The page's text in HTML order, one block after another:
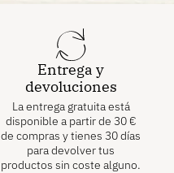
Entrega y
devoluciones
La entrega gratuita está
disponible a partir de 30 €
de compras y tienes 30 días
para devolver tus
productos sin coste alguno.